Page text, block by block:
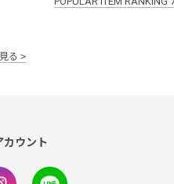
る
カウント